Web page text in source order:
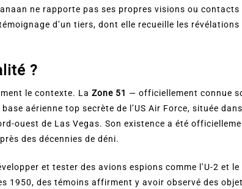
ne rapporte pas ses propres visions ou contacts
d’un tiers, dont elle recueille les révélations
?
le contexte. La Zone 51 — officiellement connue
aérienne top secrète de l’US Air Force, située
ouest de Las Vegas. Son existence a été
des décennies de déni.
et tester des avions espions comme l’U-2 et le
1950, des témoins affirment y avoir observé des